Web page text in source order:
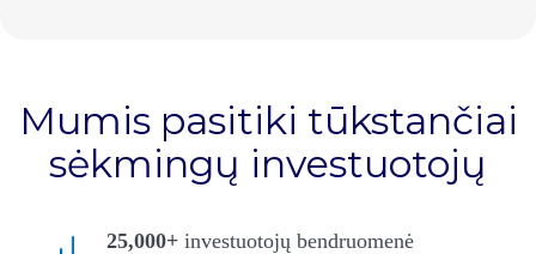
Mumis pasitiki tūkstančiai
sėkmingų investuotojų
25,000+investuotojų bendruomenė